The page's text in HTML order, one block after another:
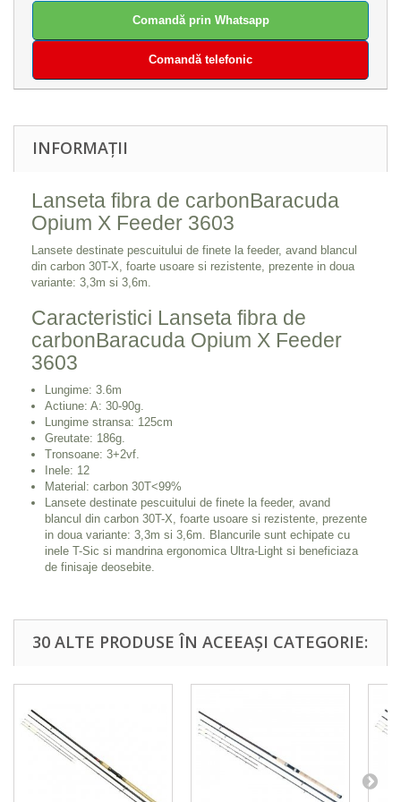
Comandă prin Whatsapp
Comandă telefonic
INFORMAȚII
Lanseta fibra de carbonBaracuda
Opium X Feeder 3603
Lansete destinate pescuitului de finete la feeder, avand blancul
din carbon 30T-X, foarte usoare si rezistente, prezente in doua
variante: 3,3m si 3,6m.
Caracteristici Lanseta fibra de
carbonBaracuda Opium X Feeder
3603
Lungime: 3.6m
Actiune: A: 30-90g.
Lungime stransa: 125cm
Greutate: 186g.
Tronsoane: 3+2vf.
Inele: 12
Material: carbon 30T<99%
Lansete destinate pescuitului de finete la feeder, avand
blancul din carbon 30T-X, foarte usoare si rezistente, prezente
in doua variante: 3,3m si 3,6m. Blancurile sunt echipate cu
inele T-Sic si mandrina ergonomica Ultra-Light si beneficiaza
de finisaje deosebite.
30 ALTE PRODUSE ÎN ACEEAȘI CATEGORIE: